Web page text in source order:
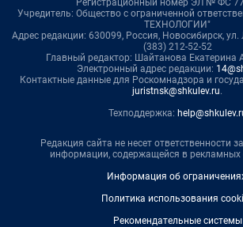
Учредитель: Общество с ограниченной
ТЕХНОЛОГИИ"
Адрес редакции: 630099, Россия, Новосибирск, ул.
(383) 212-52-52
Главный редактор: Шайтанова Екатерина
Электронный адрес редакции:
Контактные данные для Роскомнадзора и
juristnsk@shkulev.ru.
Техподдержка:
Редакция сайта не несет ответственности
информации, содержащейся в рекламных
Информация об
Политика использования
Рекомендательные системы